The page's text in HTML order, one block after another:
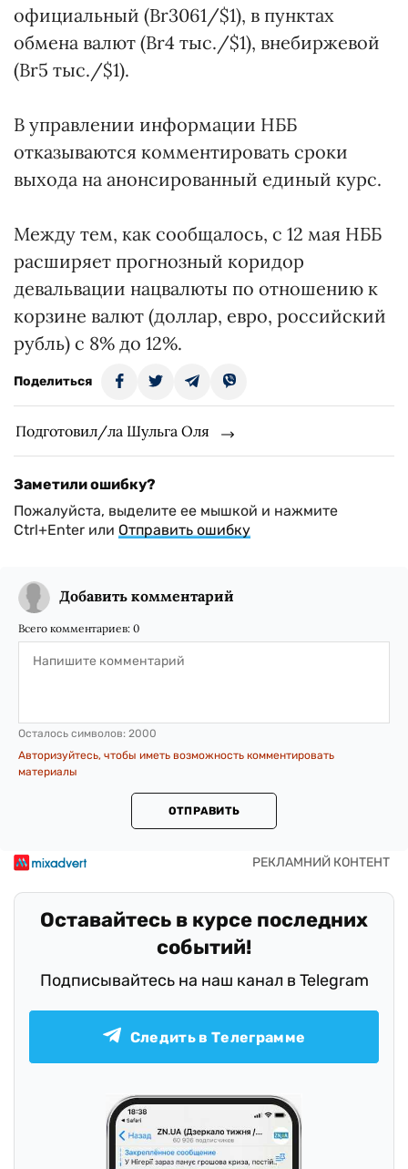
официальный (Br3061/$1), в пунктах
обмена валют (Br4 тыс./$1), внебиржевой
(Br5 тыс./$1).
В управлении информации НББ
отказываются комментировать сроки
выхода на анонсированный единый курс.
Между тем, как сообщалось, с 12 мая НББ
расширяет прогнозный коридор
девальвации нацвалюты по отношению к
корзине валют (доллар, евро, российский
рубль) с 8% до 12%.
Поделиться
Подготовил/ла Шульга Оля
Заметили ошибку?
Пожалуйста, выделите ее мышкой и нажмите
Ctrl+Enter или Отправить ошибку
Добавить комментарий
Всего комментариев: 0
Осталось символов: 2000
Авторизуйтесь, чтобы иметь возможность комментировать
материалы
ОТПРАВИТЬ
Оставайтесь в курсе последних
событий!
Подписывайтесь на наш канал в Telegram
Следить в Телеграмме